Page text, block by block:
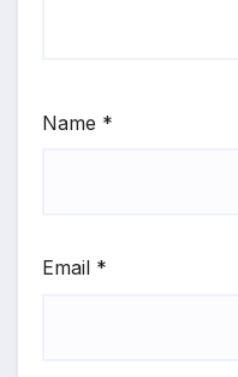
Name *
Email *